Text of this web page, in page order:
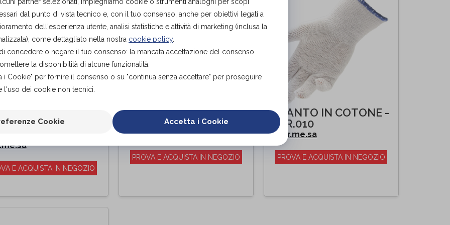
E ACQUISTA IN NEGOZIO
CIAMBELLA TEAM
DELUXE
diFor.me.sa
PROVA E ACQUISTA IN NEGOZIO
GUANTO IN COTONE -
FOR.010
di For.me.sa
PROVA E ACQUISTA IN NEGOZIO
dal punto di vista tecnico e, con il tuo consenso, anche per obiettivi legati a
dell'esperienza utente, analisi statistiche e attività di marketing (inclusa la
come dettagliato nella nostra cookie policy.
concedere o negare il tuo consenso: la mancata accettazione del consenso
la disponibilità di alcune funzionalità.
i Cookie" per fornire il consenso o su "continua senza accettare" per proseguire
l'uso dei cookie non tecnici.
Cookie Accetta i Cookie